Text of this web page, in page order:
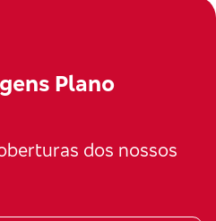
Plano
dos nossos